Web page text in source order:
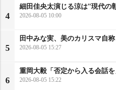
4
細田佳央太演じる涼は“現代の
2026-08-05 10:00
5
田中みな実、美のカリスマ自称
2026-08-05 15:27
6
重岡大毅「否定から入る会話を
2026-08-05 15:22